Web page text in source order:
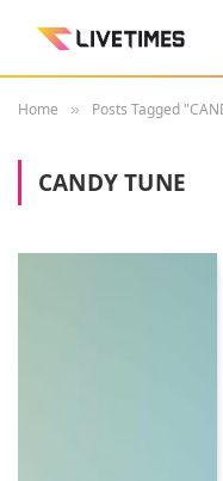
Home » Posts Tagged
CANDY TUNE